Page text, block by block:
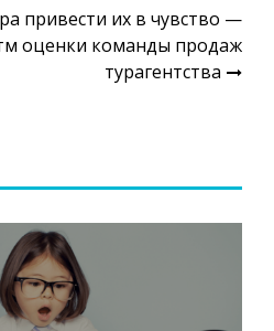
привести их в чувство —
оценки команды продаж
турагентства